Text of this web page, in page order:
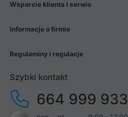
Wsparcie klienta i serwis
Informacje o firmie
Regulaminy i regulacje
Szybki kontakt
664 999 933